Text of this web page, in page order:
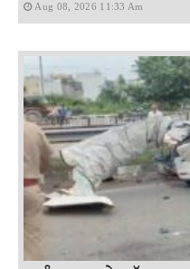
Aug 08, 2026 11:33 Am